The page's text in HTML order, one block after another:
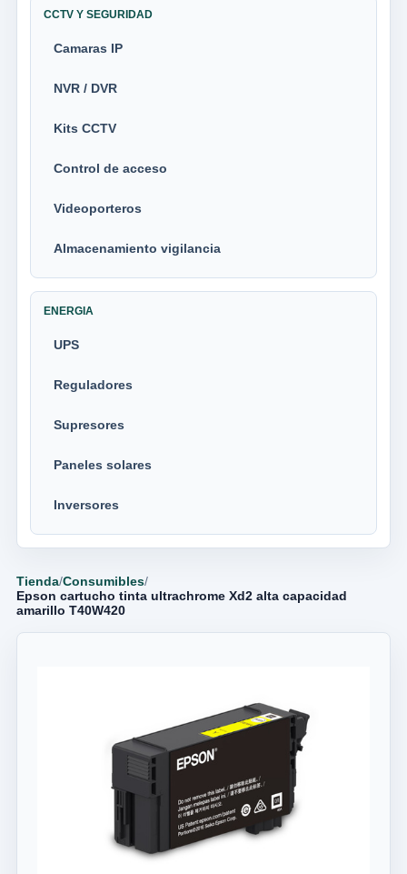
CCTV Y SEGURIDAD
Camaras IP
NVR / DVR
Kits CCTV
Control de acceso
Videoporteros
Almacenamiento vigilancia
ENERGIA
UPS
Reguladores
Supresores
Paneles solares
Inversores
Tienda/Consumibles/
Epson cartucho tinta ultrachrome Xd2 alta capacidad
amarillo T40W420